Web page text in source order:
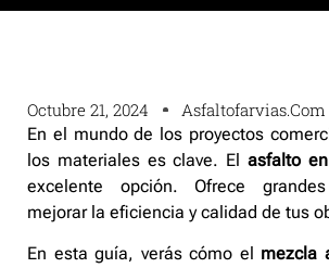
Octubre 21, 2024 Asfaltofarvias.com
En el mundo de los proyectos
los materiales es clave. El asfalto
excelente opción. Ofrece
mejorar la eficiencia y calidad de tus
En esta guía, verás cómo el mezcla